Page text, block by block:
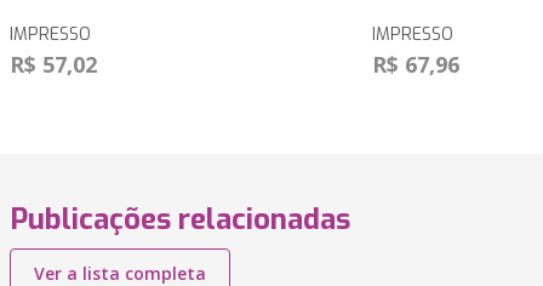
IMPRESSO
R$ 57,02
IMPRESSO
R$ 67,96
Publicações relacionadas
Ver a lista completa